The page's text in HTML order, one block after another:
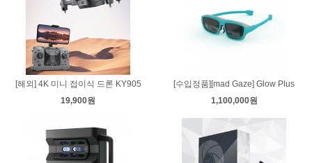
[해외] 4K 미니 접이식 드론 KY905
19,900원
[수입정품][mad Gaze] Glow Plus
1,100,000원